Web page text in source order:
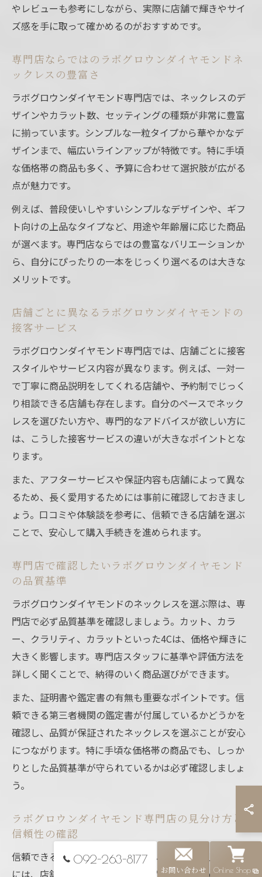
やレビューも参考にしながら、実際に店舗で輝きやサイ
ズ感を手に取って確かめるのがおすすめです。
専門店ならではのラボグロウンダイヤモンドネ
ックレスの豊富さ
ラボグロウンダイヤモンド専門店では、ネックレスのデ
ザインやカラット数、セッティングの種類が非常に豊富
に揃っています。シンプルな一粒タイプから華やかなデ
ザインまで、幅広いラインアップが特徴です。特に手頃
な価格帯の商品も多く、予算に合わせて選択肢が広がる
点が魅力です。
例えば、普段使いしやすいシンプルなデザインや、ギフ
ト向けの上品なタイプなど、用途や年齢層に応じた商品
が選べます。専門店ならではの豊富なバリエーションか
ら、自分にぴったりの一本をじっくり選べるのは大きな
メリットです。
店舗ごとに異なるラボグロウンダイヤモンドの
接客サービス
ラボグロウンダイヤモンド専門店では、店舗ごとに接客
スタイルやサービス内容が異なります。例えば、一対一
で丁寧に商品説明をしてくれる店舗や、予約制でじっく
り相談できる店舗も存在します。自分のペースでネック
レスを選びたい方や、専門的なアドバイスが欲しい方に
は、こうした接客サービスの違いが大きなポイントとな
ります。
また、アフターサービスや保証内容も店舗によって異な
るため、長く愛用するためには事前に確認しておきまし
ょう。口コミや体験談を参考に、信頼できる店舗を選ぶ
ことで、安心して購入手続きを進められます。
専門店で確認したいラボグロウンダイヤモンド
の品質基準
ラボグロウンダイヤモンドのネックレスを選ぶ際は、専
門店で必ず品質基準を確認しましょう。カット、カラ
ー、クラリティ、カラットといった4Cは、価格や輝きに
大きく影響します。専門店スタッフに基準や評価方法を
詳しく聞くことで、納得のいく商品選びができます。
また、証明書や鑑定書の有無も重要なポイントです。信
頼できる第三者機関の鑑定書が付属しているかどうかを
確認し、品質が保証されたネックレスを選ぶことが安心
につながります。特に手頃な価格帯の商品でも、しっか
りとした品質基準が守られているかは必ず確認しましょ
う。
ラボグロウンダイヤモンド専門店の見分け方と
信頼性の確認
信頼できるラボグロウンダイヤモンド専門店を見分ける
には、店舗の情報公開度や実績、取り扱い商品の詳細な
092-263-8177
お問い合わせ Online Shop